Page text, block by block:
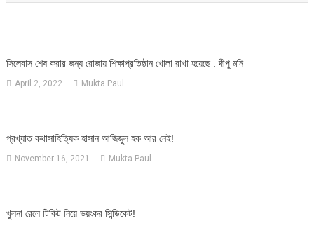
সিলেবাস শেষ করার জন্য রোজায় শিক্ষাপ্রতিষ্ঠান খোলা রাখা হয়েছে : দীপু মনি
April 2, 2022 Mukta Paul
প্রখ্যাত কথাসাহিত্যিক হাসান আজিজুল হক আর নেই!
November 16, 2021 Mukta Paul
খুলনা রেলে টিকিট নিয়ে ভয়ংকর সিন্ডিকেট!